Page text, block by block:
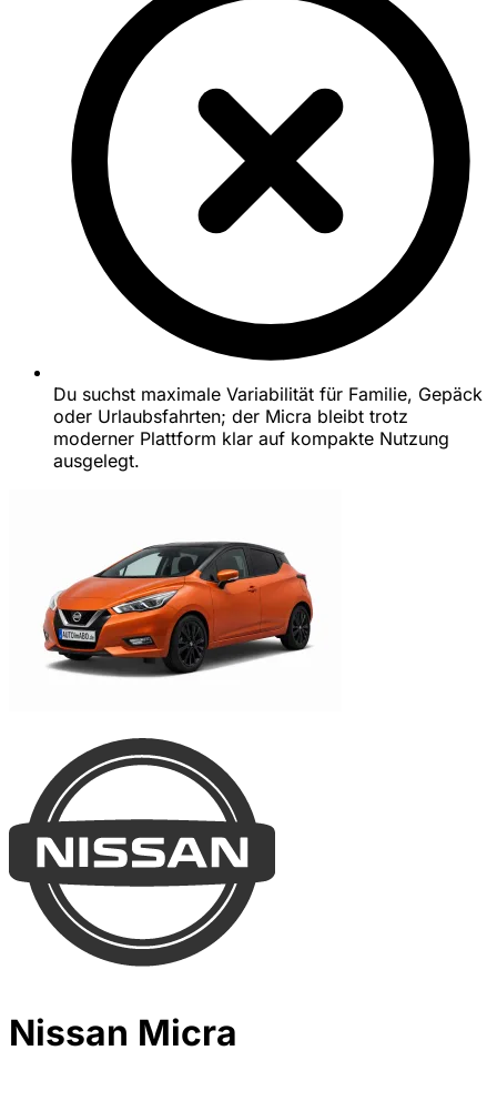
Du suchst maximale Variabilität für Familie, Gepäck
oder Urlaubsfahrten; der Micra bleibt trotz
moderner Plattform klar auf kompakte Nutzung
ausgelegt.
Nissan Micra